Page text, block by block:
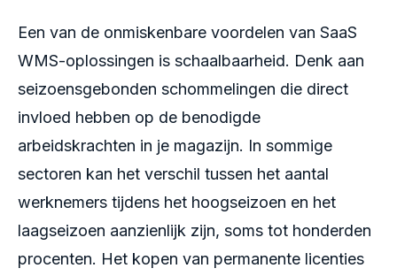
Een van de onmiskenbare voordelen van SaaS
WMS-oplossingen is schaalbaarheid. Denk aan
seizoensgebonden schommelingen die direct
invloed hebben op de benodigde
arbeidskrachten in je magazijn. In sommige
sectoren kan het verschil tussen het aantal
werknemers tijdens het hoogseizoen en het
laagseizoen aanzienlijk zijn, soms tot honderden
procenten. Het kopen van permanente licenties